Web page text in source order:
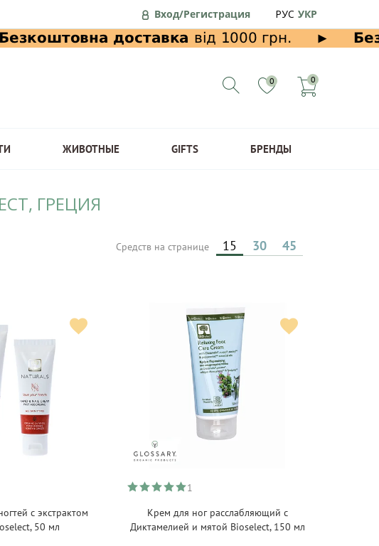
Вход/Регистрация РУС УКР
0 0
ЖИВОТНЫЕ GIFTS БРЕНДЫ
ГРЕЦИЯ
Средств на странице 15 30 45
с экстрактом
50 мл
1
Крем для ног расслабляющий с
Диктамелией и мятой Bioselect, 150 мл